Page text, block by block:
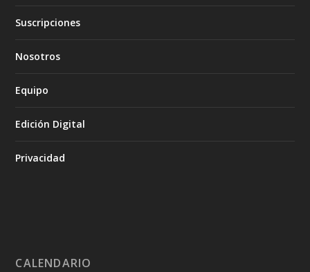
Suscripciones
Nosotros
Equipo
Edición Digital
Privacidad
CALENDARIO